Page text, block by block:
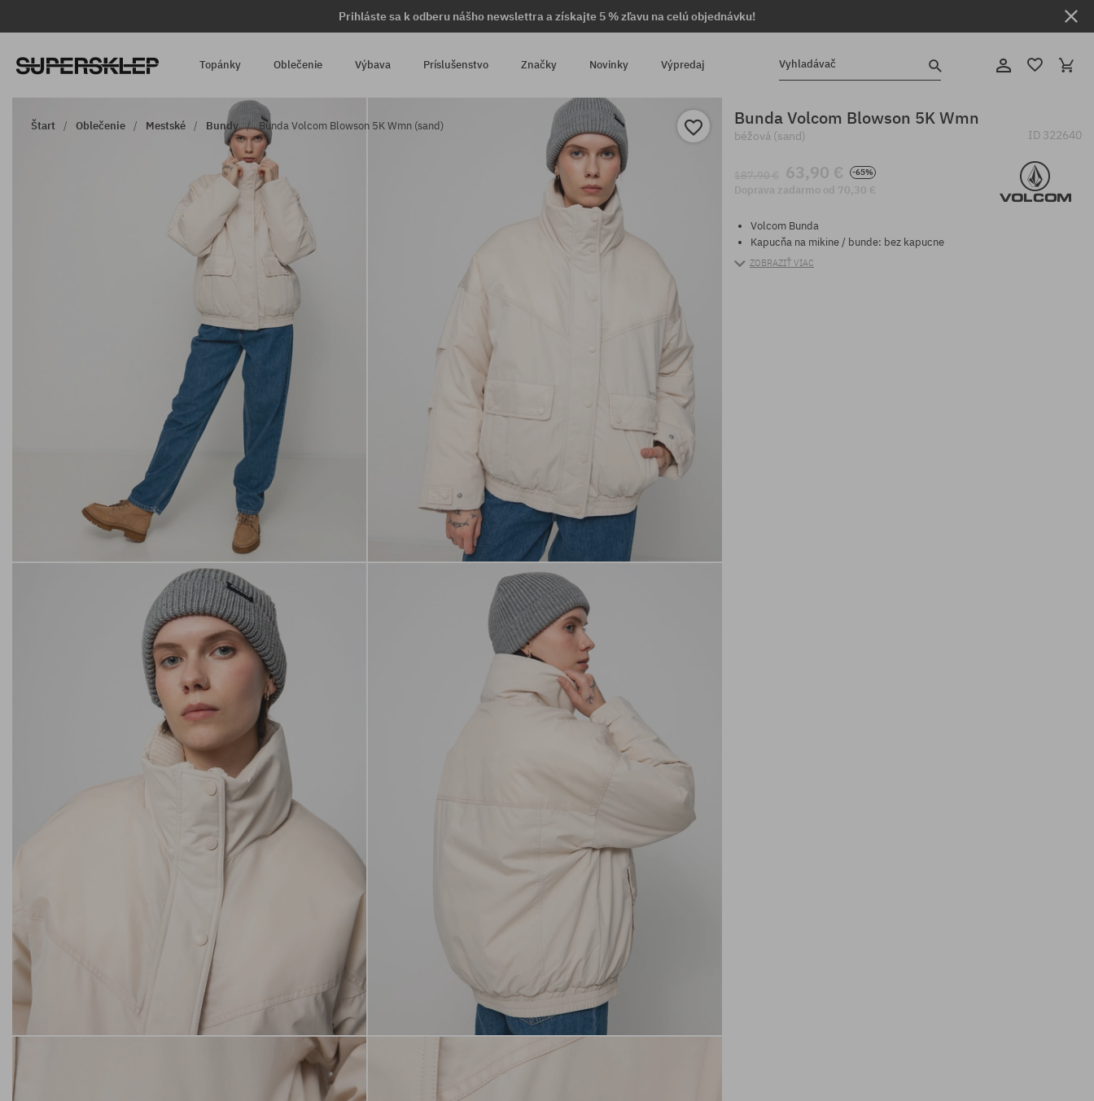
Prihláste sa k odberu nášho newslettra a získajte 5 % zľavu na celú objednávku!
Topánky Oblečenie Výbava Príslušenstvo Značky Novinky Výpredaj Vyhladávač
Štart Oblečenie Mestské Bundy Bunda Volcom Blowson 5K Wmn (sand) Bunda Volcom Blowson 5K Wmn
béžová (sand) ID 322640
187,90 € 63,90 € -65%
Doprava zadarmo od 70,30 €
Volcom Bunda
Kapucňa na mikine / bunde: bez kapucne
ZOBRAZIŤ VIAC